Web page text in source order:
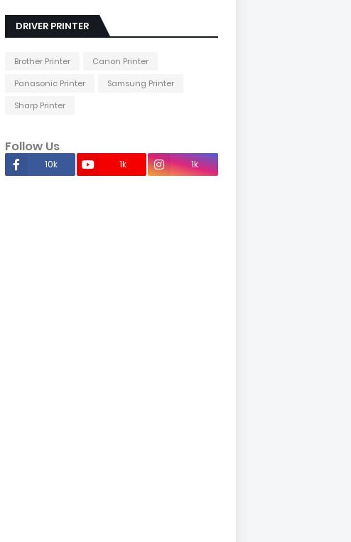
DRIVER PRINTER
Brother Printer
Canon Printer
Panasonic Printer
Samsung Printer
Sharp Printer
Follow Us
10k 1k 1k